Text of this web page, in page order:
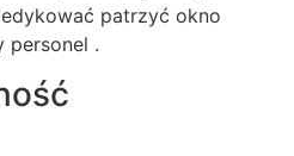
patrzyć okno
personel .